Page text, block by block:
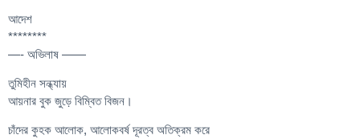
আদেশ
********
—- অভিলাষ ——
তুমিহীন সন্ধ্যায়
আয়নার বুক জুড়ে বিম্বিত বিজন।
চাঁদের কুহক আলোক, আলোকবর্ষ দূরত্ব অতিক্রম করে